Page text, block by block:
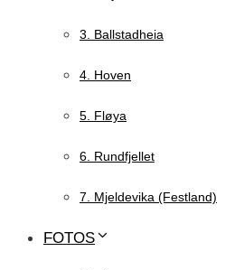
3. Ballstadheia
4. Hoven
5. Fløya
6. Rundfjellet
7. Mjeldevika (Festland)
FOTOS